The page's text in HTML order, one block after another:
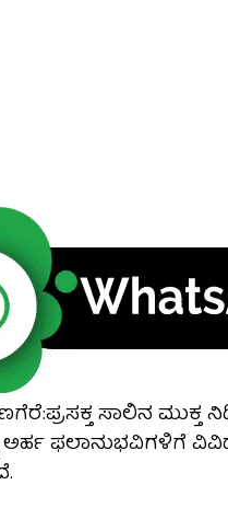
ಸಾಲಿನ ಮುಕ್ತ
ಅರ್ಹ ಫಲಾನುಭವಿಗಳಿಗೆ